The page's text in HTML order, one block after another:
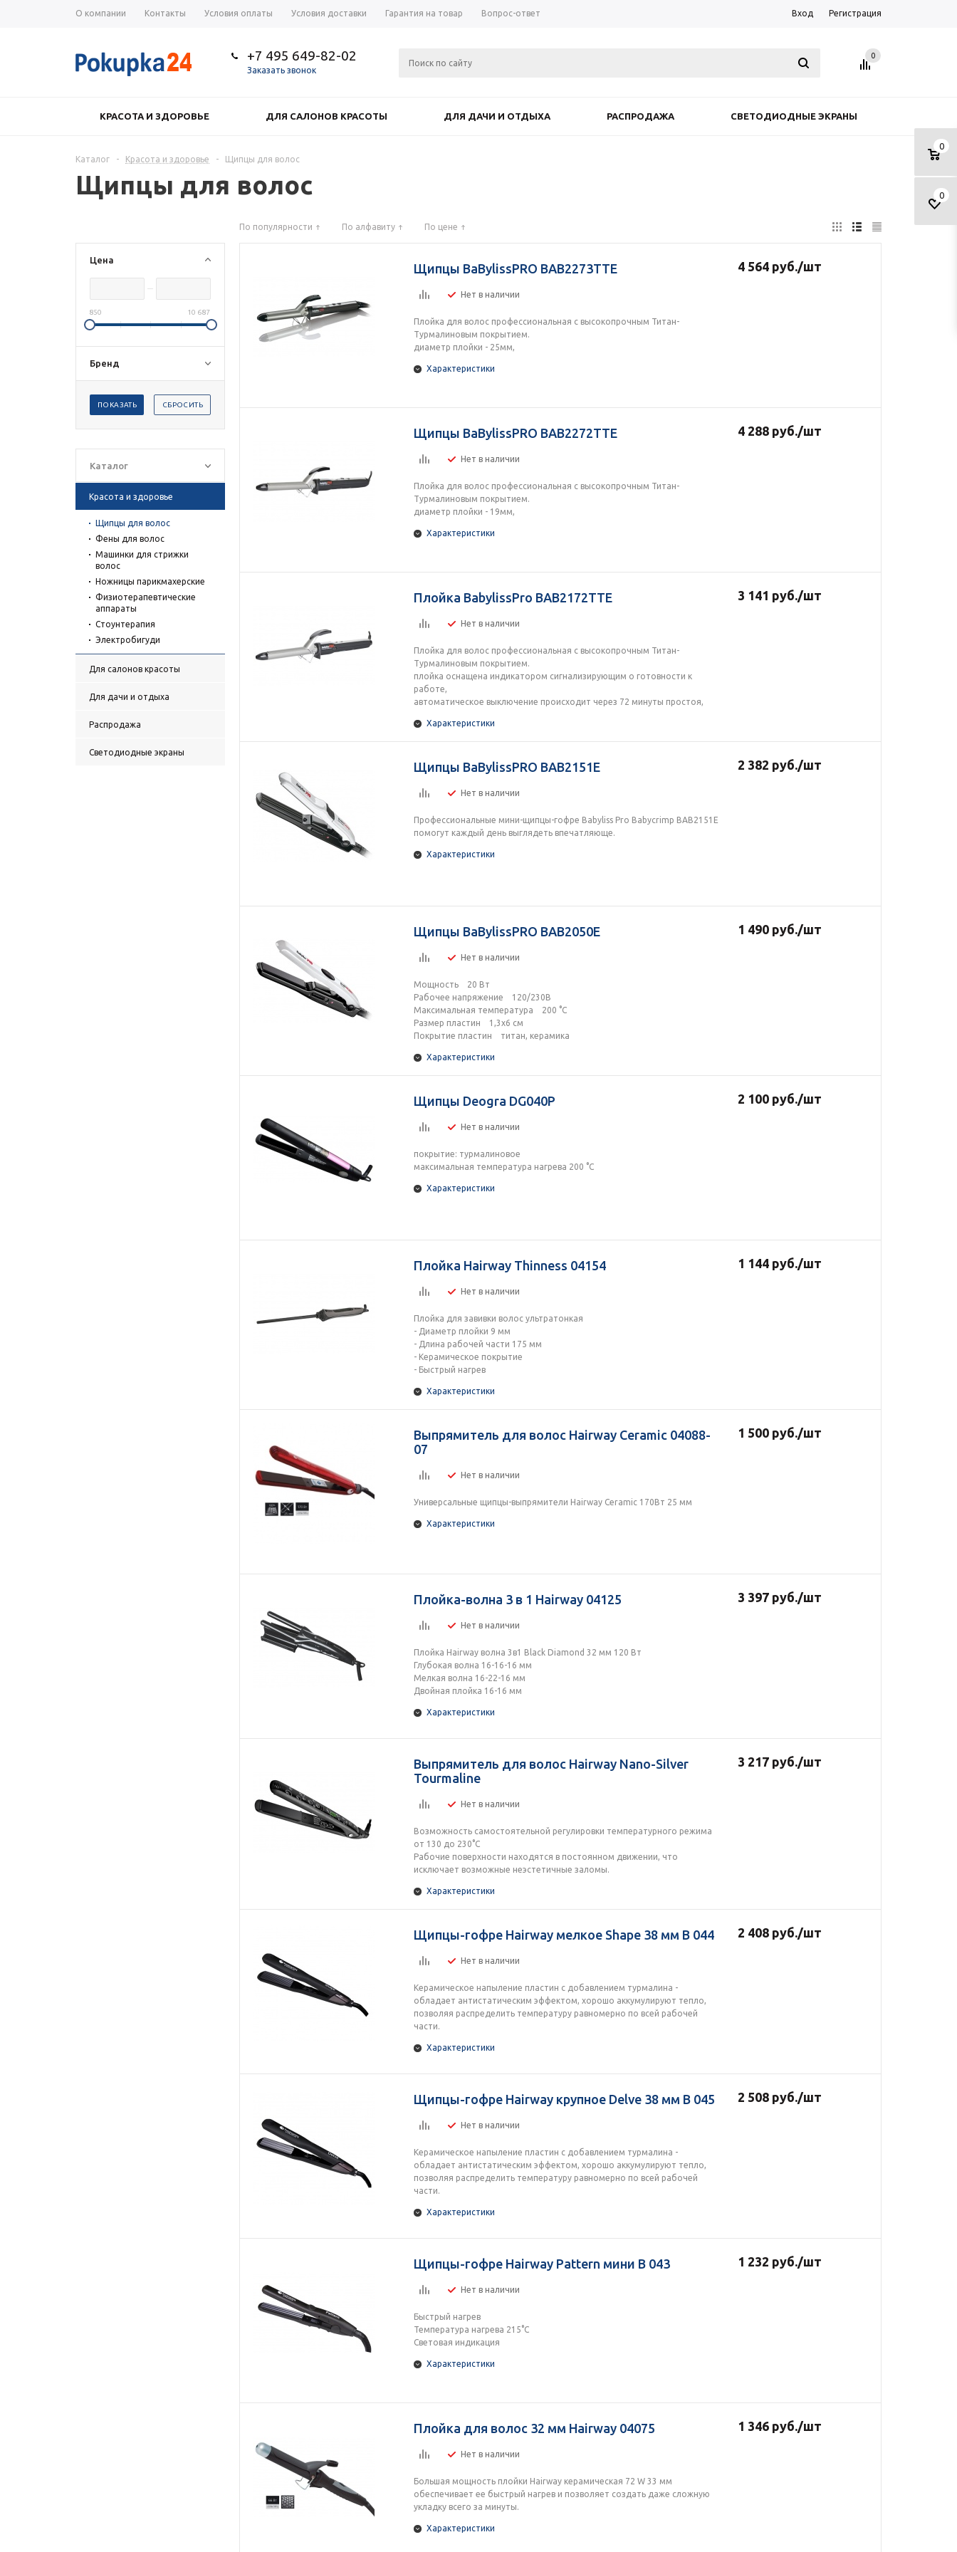
О компании Контакты Условия оплаты Условия доставки Гарантия на товар Вопрос-ответ Вход Регистрация
+7 495 649-82-02
Заказать звонок
0
0
0
КРАСОТА И ЗДОРОВЬЕ ДЛЯ САЛОНОВ КРАСОТЫ ДЛЯ ДАЧИ И ОТДЫХА РАСПРОДАЖА СВЕТОДИОДНЫЕ ЭКРАНЫ
Каталог - Красота и здоровье - Щипцы для волос
Щипцы для волос
Цена
850 10 687
Бренд
ПОКАЗАТЬ СБРОСИТЬ
Каталог
Красота и здоровье
Щипцы для волос
Фены для волос
Машинки для стрижки
волос
Ножницы парикмахерские
Физиотерапевтические
аппараты
Стоунтерапия
Электробигуди
Для салонов красоты
Для дачи и отдыха
Распродажа
Светодиодные экраны
По популярности По алфавиту По цене
Щипцы BaBylissPRO BAB2273TTE
Нет в наличии
Плойка для волос профессиональная с высокопрочным Титан-
Турмалиновым покрытием.
диаметр плойки - 25мм,
Характеристики
4 564 руб./шт
Щипцы BaBylissPRO BAB2272TTE
Нет в наличии
Плойка для волос профессиональная с высокопрочным Титан-
Турмалиновым покрытием.
диаметр плойки - 19мм,
Характеристики
4 288 руб./шт
Плойка BabylissPro BAB2172TTE
Нет в наличии
Плойка для волос профессиональная с высокопрочным Титан-
Турмалиновым покрытием.
плойка оснащена индикатором сигнализирующим о готовности к
работе,
автоматическое выключение происходит через 72 минуты простоя,
Характеристики
3 141 руб./шт
Щипцы BaBylissPRO BAB2151E
Нет в наличии
Профессиональные мини-щипцы-гофре Babyliss Pro Babycrimp BAB2151E
помогут каждый день выглядеть впечатляюще.
Характеристики
2 382 руб./шт
Щипцы BaBylissPRO BAB2050E
Нет в наличии
Мощность 20 Вт
Рабочее напряжение 120/230В
Максимальная температура 200 °С
Размер пластин 1,3х6 cм
Покрытие пластин титан, керамика
Характеристики
1 490 руб./шт
Щипцы Deogra DG040P
Нет в наличии
покрытие: турмалиновое
максимальная температура нагрева 200 °C
Характеристики
2 100 руб./шт
Плойка Hairway Thinness 04154
Нет в наличии
Плойка для завивки волос ультратонкая
- Диаметр плойки 9 мм
- Длина рабочей части 175 мм
- Керамическое покрытие
- Быстрый нагрев
Характеристики
1 144 руб./шт
Выпрямитель для волос Hairway Ceramic 04088-
07
Нет в наличии
Универсальные щипцы-выпрямители Hairway Ceramic 170Вт 25 мм
Характеристики
1 500 руб./шт
Плойка-волна 3 в 1 Hairway 04125
Нет в наличии
Плойка Hairway волна 3в1 Black Diamond 32 мм 120 Вт
Глубокая волна 16-16-16 мм
Мелкая волна 16-22-16 мм
Двойная плойка 16-16 мм
Характеристики
3 397 руб./шт
Выпрямитель для волос Hairway Nano-Silver
Tourmaline
Нет в наличии
Возможность самостоятельной регулировки температурного режима
от 130 до 230°С
Рабочие поверхности находятся в постоянном движении, что
исключает возможные неэстетичные заломы.
Характеристики
3 217 руб./шт
Щипцы-гофре Hairway мелкое Shape 38 мм В 044
Нет в наличии
Керамическое напыление пластин с добавлением турмалина -
обладает антистатическим эффектом, хорошо аккумулируют тепло,
позволяя распределить температуру равномерно по всей рабочей
части.
Характеристики
2 408 руб./шт
Щипцы-гофре Hairway крупное Delve 38 мм В 045
Нет в наличии
Керамическое напыление пластин с добавлением турмалина -
обладает антистатическим эффектом, хорошо аккумулируют тепло,
позволяя распределить температуру равномерно по всей рабочей
части.
Характеристики
2 508 руб./шт
Щипцы-гофре Hairway Pattern мини В 043
Нет в наличии
Быстрый нагрев
Температура нагрева 215°C
Световая индикация
Характеристики
1 232 руб./шт
Плойка для волос 32 мм Hairway 04075
Нет в наличии
Большая мощность плойки Hairway керамическая 72 W 33 мм
обеспечивает ее быстрый нагрев и позволяет создать даже сложную
укладку всего за минуты.
Характеристики
1 346 руб./шт